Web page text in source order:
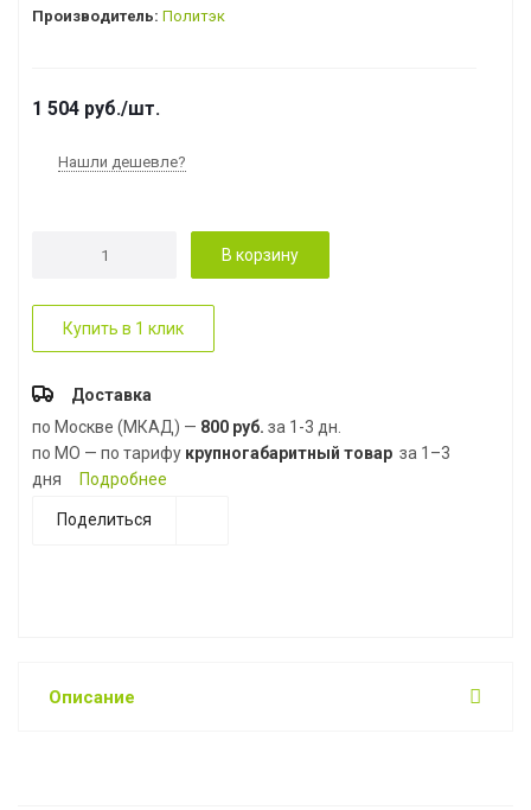
Производитель: Политэк
1 504 руб./шт.
Нашли дешевле?
В корзину
Купить в 1 клик
Доставка
по Москве (МКАД) — 800 руб. за 1-3 дн.
по МО — по тарифу крупногабаритный товар за 1–3
дня
Подробнее
Поделиться
Описание